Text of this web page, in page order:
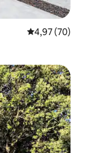
Vidutinis
4,97 (70)